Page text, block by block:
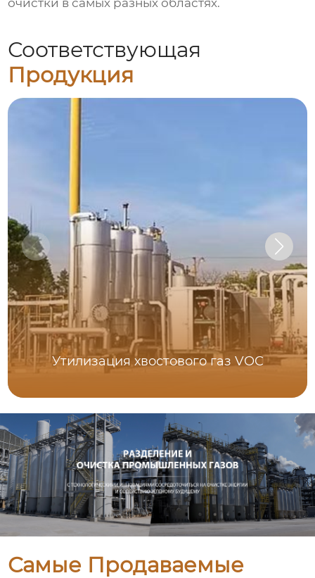
очистки в самых разных областях.
Соответствующая
Продукция
Утилизация хвостового газ VOC
Самые Продаваемые